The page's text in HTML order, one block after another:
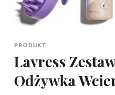
PRODUKT
Lavress
Odżywka